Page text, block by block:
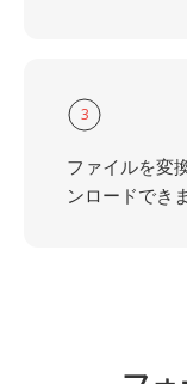
3
ファイルを変
ンロードでき